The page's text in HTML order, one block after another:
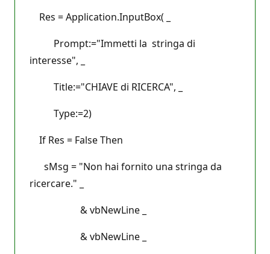
Res = Application.InputBox( _
Prompt:="Immetti la stringa di
interesse", _
Title:="CHIAVE di RICERCA", _
Type:=2)
If Res = False Then
sMsg = "Non hai fornito una stringa da
ricercare." _
& vbNewLine _
& vbNewLine _